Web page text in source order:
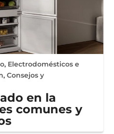
, Electrodomésticos e
,Consejos y
en la
comunes y